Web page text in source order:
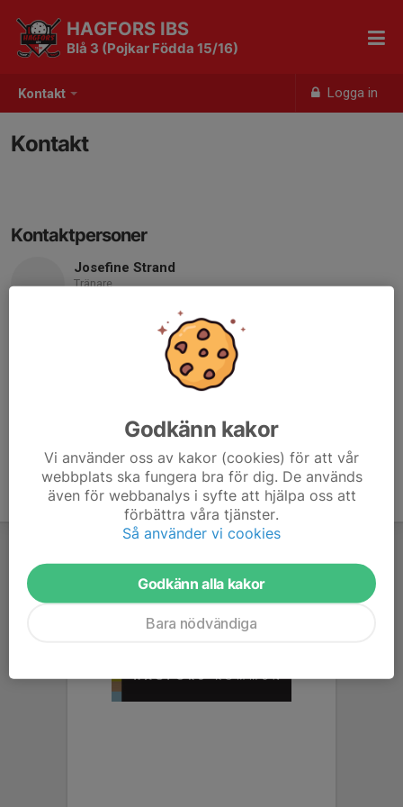
Kontakt Logga in
HAGFORS IBS
Blå 3 (Pojkar Födda 15/16)
Kontakt
Kontaktpersoner
Josefine Strand
Tränare
josefine.strand89@gmail.com
Maria Wahlsten
Godkänn kakor
Vi använder oss av kakor (cookies) för att vår
webbplats ska fungera bra för dig. De används
även för webbanalys i syfte att hjälpa oss att
förbättra våra tjänster.
Så använder vi cookies
Godkänn alla kakor
Bara nödvändiga